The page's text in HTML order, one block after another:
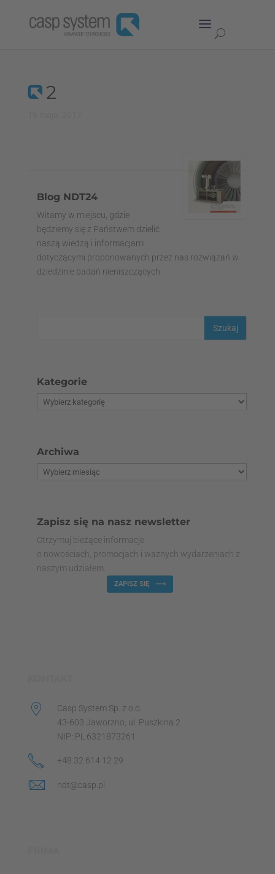
2
Blog NDT24
Witamy w miejscu, gdzie
będziemy się z Państwem dzielić
naszą wiedzą i informacjami
dotyczącymi proponowanych przez nas rozwiązań w
dziedzinie badań nieniszczących.
Kategorie
Archiwa
Zapisz się na nasz newsletter
Otrzymuj bieżące informacje
o nowościach, promocjach i ważnych wydarzeniach z
naszym udziałem.
ZAPISZ SIĘ
Casp System Sp. z o.o.
43-603 Jaworzno, ul. Puszkina 2
NIP: PL 6321873261
+48 32 614 12 29
ndt@casp.pl